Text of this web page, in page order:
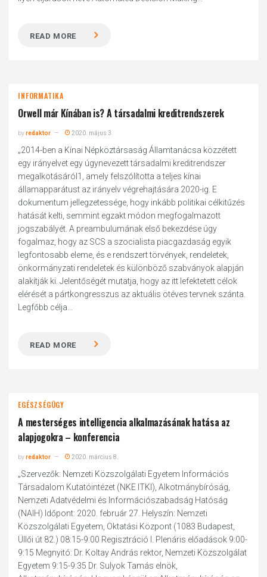
READ MORE
INFORMATIKA
Orwell már Kínában is? A társadalmi kreditrendszerek
byredaktor 2020. május 3.
„2014-ben a Kínai Népköztársaság Államtanácsa közzétett
egy irányelvet egy úgynevezett társadalmi kreditrendszer
megalkotásáról1, amely felszólította a teljes kínai
államapparátust az irányelv végrehajtására 2020-ig. E
dokumentum jellegzetessége, hogy inkább politikai célkitűzés
hatását kelti, semmint egzakt módon megfogalmazott
jogszabályét. A preambulumának első bekezdése úgy
fogalmaz, hogy az SCS a szocialista piacgazdaság egyik
legfontosabb eleme, és e rendszert törvények, rendeletek,
önkormányzati rendeletek és különböző szabványok alapján
alakítják ki. Jelentőségét mutatja, hogy az itt lefektetett célok
elérését a pártkongresszus az aktuális ötéves tervnek szánta.
Legfőbb célja...
READ MORE
EGÉSZSÉGÜGY
A mesterséges intelligencia alkalmazásának hatása az
alapjogokra – konferencia
byredaktor 2020. március 8.
„Szervezők: Nemzeti Közszolgálati Egyetem Információs
Társadalom Kutatóintézet (NKE ITKI), Alkotmánybíróság,
Nemzeti Adatvédelmi és Információszabadság Hatóság
(NAIH) Időpont: 2020. február 27. Helyszín: Nemzeti
Közszolgálati Egyetem, Oktatási Központ (1083 Budapest,
Üllői út 82.) 08:15-9:00 Regisztráció I. Plenáris előadások 9:00-
9:15 Megnyitó: Dr. Koltay András rektor, Nemzeti Közszolgálat
Egyetem 9:15-9:35 Dr. Sulyok Tamás elnök,